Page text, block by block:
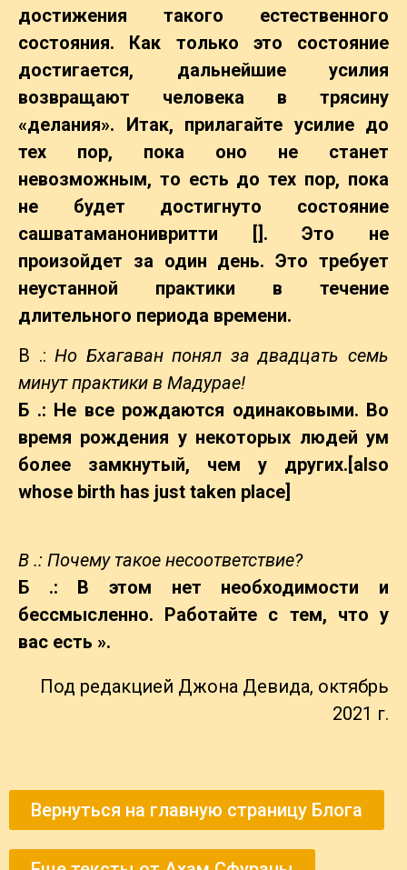
достижения такого естественного
состояния. Как только это состояние
достигается, дальнейшие усилия
возвращают человека в трясину
«делания». Итак, прилагайте усилие до
тех пор, пока оно не станет
невозможным, то есть до тех пор, пока
не будет достигнуто состояние
сашватаманонивритти []. Это не
произойдет за один день. Это требует
неустанной практики в течение
длительного периода времени.
В .:Но Бхагаван понял за двадцать семь
минут практики в Мадурае!
Б .: Не все рождаются одинаковыми. Во
время рождения у некоторых людей ум
более замкнутый, чем у других.[also
whose birth has just taken place]
В .: Почему такое несоответствие?
Б .: В этом нет необходимости и
бессмысленно. Работайте с тем, что у
вас есть ».
Под редакцией Джона Девида, октябрь
2021 г.
Вернуться на главную страницу Блога